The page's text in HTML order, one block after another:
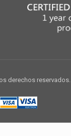
derechos reservados.